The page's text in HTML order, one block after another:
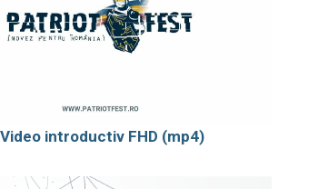
Video introductiv FHD (mp4)